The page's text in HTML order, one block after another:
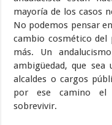
mayoría de los casos
No podemos pensar
cambio cosmético
más. Un
ambigüedad, que
alcaldes o cargos
por ese camino el
sobrevivir.